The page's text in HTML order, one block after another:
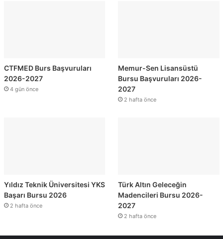
CTFMED Burs Başvuruları
2026-2027
4 gün önce
Memur-Sen Lisansüstü
Bursu Başvuruları 2026-
2027
2 hafta önce
Yıldız Teknik Üniversitesi YKS
Başarı Bursu 2026
2 hafta önce
Türk Altın Geleceğin
Madencileri Bursu 2026-
2027
2 hafta önce